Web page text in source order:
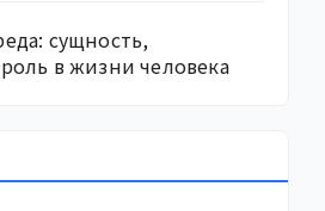
сущность,
в жизни человека